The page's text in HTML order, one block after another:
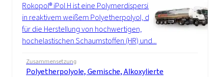
Rokopol® iPol H ist eine Polymerdispersion
in reaktivem weißem Polyetherpolyol, die
für die Herstellung von hochwertigen,
hochelastischen Schaumstoffen (HR) und...
Zusammensetzung
Polyetherpolyole, Gemische, Alkoxylierte